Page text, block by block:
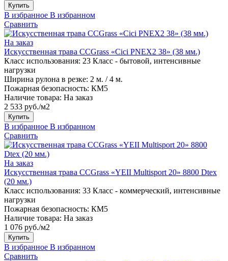
Купить
В избранное В избранном
Сравнить
На заказ
Искусственная трава CCGrass «Cici PNEX2 38» (38 мм.)
Класс использования: 23 Класс - бытовой, интенсивные
нагрузки
Ширина рулона в резке: 2 м. / 4 м.
Пожарная безопасность: КМ5
Наличие товара: На заказ
2 533 руб./м2
Купить
В избранное В избранном
Сравнить
На заказ
Искусственная трава CCGrass «YEII Multisport 20» 8800 Dtex
(20 мм.)
Класс использования: 33 Класс - коммерческий, интенсивные
нагрузки
Пожарная безопасность: КМ5
Наличие товара: На заказ
1 076 руб./м2
Купить
В избранное В избранном
Сравнить